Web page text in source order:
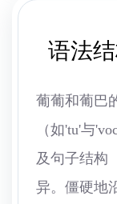
语法
葡葡和葡巴
（如'tu'与
及句子结构
异。僵硬地